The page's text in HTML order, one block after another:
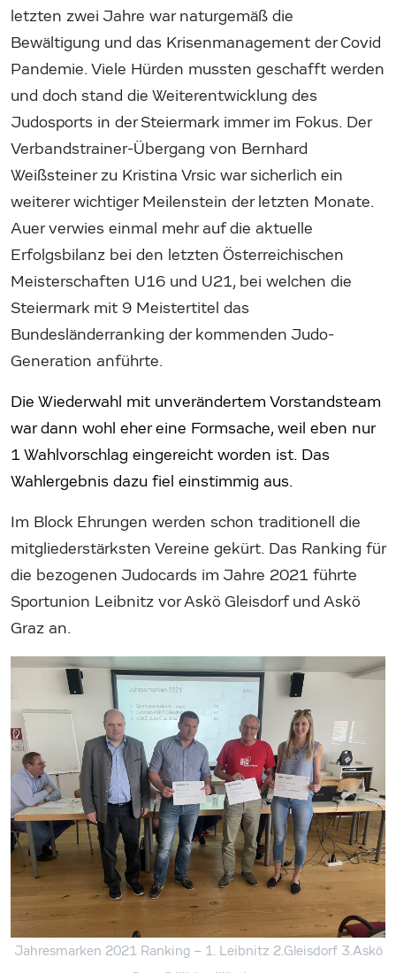
letzten zwei Jahre war naturgemäß die
Bewältigung und das Krisenmanagement der Covid
Pandemie. Viele Hürden mussten geschafft werden
und doch stand die Weiterentwicklung des
Judosports in der Steiermark immer im Fokus. Der
Verbandstrainer-Übergang von Bernhard
Weißsteiner zu Kristina Vrsic war sicherlich ein
weiterer wichtiger Meilenstein der letzten Monate.
Auer verwies einmal mehr auf die aktuelle
Erfolgsbilanz bei den letzten Österreichischen
Meisterschaften U16 und U21, bei welchen die
Steiermark mit 9 Meistertitel das
Bundesländerranking der kommenden Judo-
Generation anführte.
Die Wiederwahl mit unverändertem Vorstandsteam
war dann wohl eher eine Formsache, weil eben nur
1 Wahlvorschlag eingereicht worden ist. Das
Wahlergebnis dazu fiel einstimmig aus.
Im Block Ehrungen werden schon traditionell die
mitgliederstärksten Vereine gekürt. Das Ranking für
die bezogenen Judocards im Jahre 2021 führte
Sportunion Leibnitz vor Askö Gleisdorf und Askö
Graz an.
Jahresmarken 2021 Ranking – 1. Leibnitz 2.Gleisdorf 3.Askö